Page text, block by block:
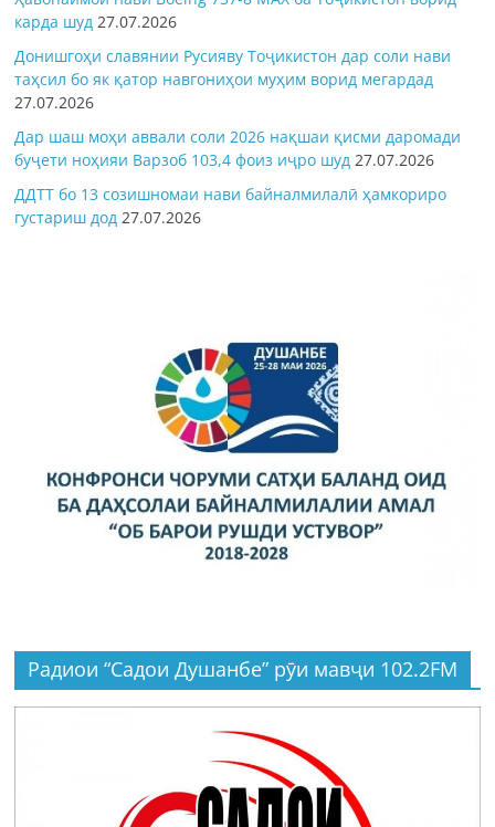
карда шуд 27.07.2026
Донишгоҳи славянии Русияву Тоҷикистон дар соли нави
таҳсил бо як қатор навгониҳои муҳим ворид мегардад
27.07.2026
Дар шаш моҳи аввали соли 2026 нақшаи қисми даромади
буҷети ноҳияи Варзоб 103,4 фоиз иҷро шуд 27.07.2026
ДДТТ бо 13 созишномаи нави байналмилалӣ ҳамкориро
густариш дод 27.07.2026
Радиои “Садои Душанбе” рӯи мавҷи 102.2FM